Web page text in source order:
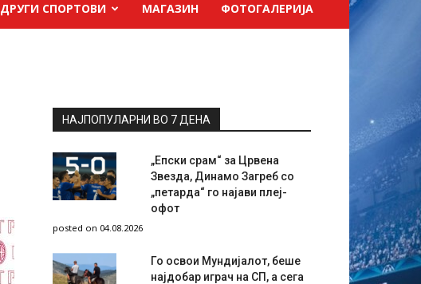
ДРУГИ СПОРТОВИ МАГАЗИН ФОТОГАЛЕРИЈА
НАЈПОПУЛАРНИ ВО 7 ДЕНА
„Епски срам“ за Црвена
Звезда, Динамо Загреб со
„петарда“ го најави плеј-
офот
posted on 04.08.2026
Го освои Мундијалот, беше
најдобар играч на СП, а сега